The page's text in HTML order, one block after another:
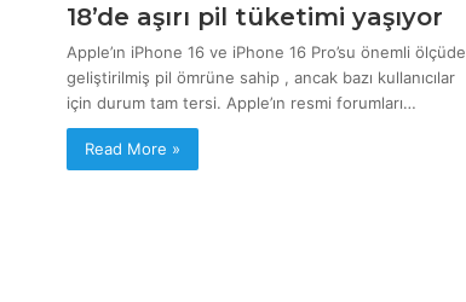
18’de aşırı pil tüketimi yaşıyor
Apple’ın iPhone 16 ve iPhone 16 Pro’su önemli ölçüde
geliştirilmiş pil ömrüne sahip , ancak bazı kullanıcılar
için durum tam tersi. Apple’ın resmi forumları…
Read More »